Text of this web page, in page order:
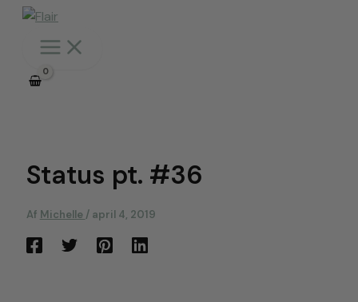
indholdet
Status pt. #36
Af Michelle / april 4, 2019